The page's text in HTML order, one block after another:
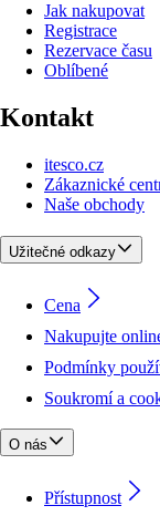
Jak nakupovat
Registrace
Rezervace času
Oblíbené
Kontakt
itesco.cz
Zákaznické
Naše obchody
Užitečné odkazy
Cena
Nakupujte
Podmínky
Soukromí a
O nás
Přístupnost